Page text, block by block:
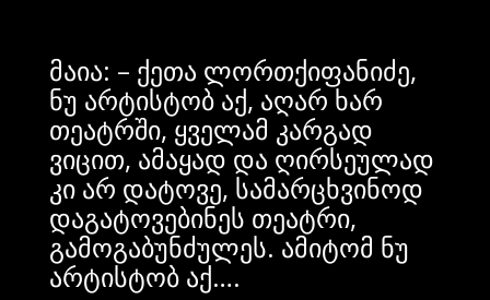
მაია: – ქეთა ლორთქიფანიძე,
ნუ არტისტობ აქ, აღარ ხარ
თეატრში, ყველამ კარგად
ვიცით, ამაყად და ღირსეულად
კი არ დატოვე, სამარცხვინოდ
დაგატოვებინეს თეატრი,
გამოგაბუნძულეს. ამიტომ ნუ
არტისტობ აქ….